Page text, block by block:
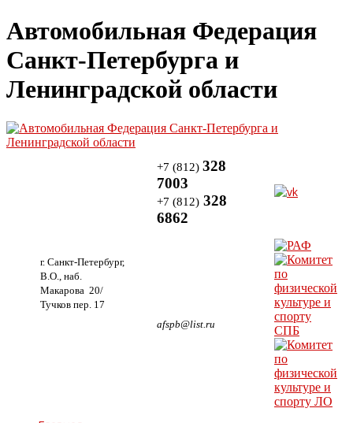
Автомобильная Федерация
Санкт-Петербурга и
Ленинградской области
г. Санкт-Петербург,
В.О., наб.
Макарова 20/
Тучков пер. 17
+7 (812) 328
7003
+7 (812) 328
6862
afspb@list.ru